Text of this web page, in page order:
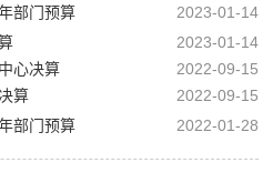
部门预算
2023-01-14
2023-01-14
心决算
2022-09-15
算
2022-09-15
部门预算
2022-01-28